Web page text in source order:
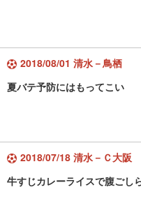
2018/08/01 清水－鳥栖
夏バテ予防にはもってこい
2018/07/18 清水－Ｃ大阪
牛すじカレーライスで腹ごし